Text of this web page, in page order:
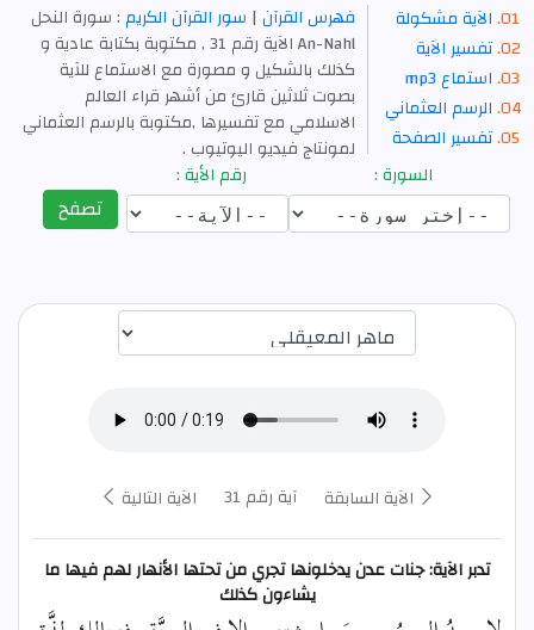
الآية مشكولة
تفسير الآية
استماع mp3
الرسم العثماني
تفسير الصفحة
فهرس القرآن | سور القرآن الكريم: سورة النحل
An-Nahl الآية رقم 31 , مكتوبة بكتابة عادية و
كذلك بالشكيل و مصورة مع الاستماع للآية
بصوت ثلاثين قارئ من أشهر قراء العالم
الاسلامي مع تفسيرها ,مكتوبة بالرسم العثماني
لمونتاج فيديو اليوتيوب .
السورة :
رقم الأية :
تصفح
اختيار قارئ الآية
الآية السابقة آية رقم 31 الآية التالية
تدبر الآية: جنات عدن يدخلونها تجري من تحتها الأنهار لهم فيها ما
يشاءون كذلك